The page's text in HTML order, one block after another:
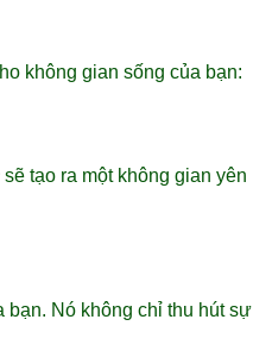
không gian sống của bạn:
sẽ tạo ra một không gian yên
bạn. Nó không chỉ thu hút sự